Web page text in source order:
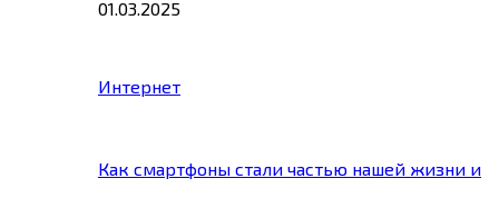
01.03.2025
Интернет
Как смартфоны стали частью нашей жизни и